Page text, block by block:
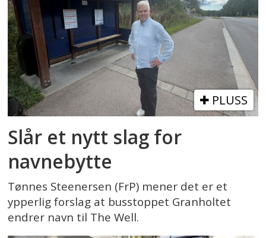
PLUSS
Slår et nytt slag for
navnebytte
Tønnes Steenersen (FrP) mener det er et
ypperlig forslag at busstoppet Granholtet
endrer navn til The Well.